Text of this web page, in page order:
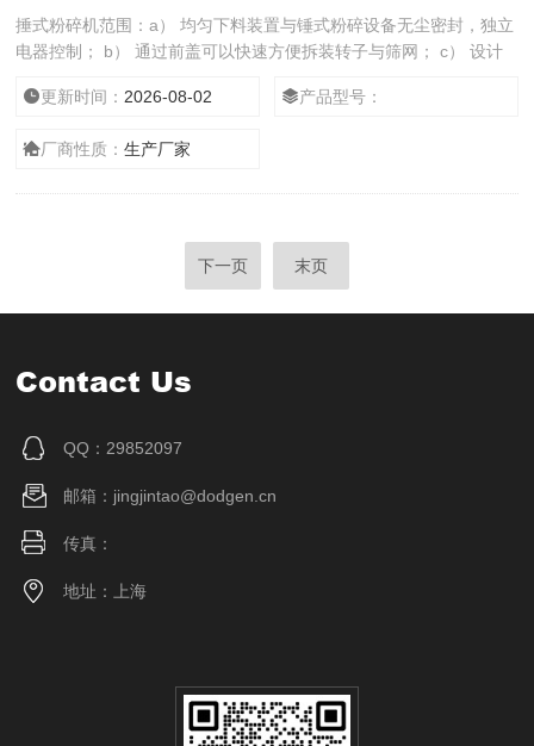
捶式粉碎机范围：a） 均匀下料装置与锤式粉碎设备无尘密封，独立
电器控制； b） 通过前盖可以快速方便拆装转子与筛网； c） 设计
易于操作的控制台，用于控制
更新时间： 2026-08-02 产品型号：
厂商性质：生产厂家
下一页 末页
Contact Us
QQ：29852097
邮箱：jingjintao@dodgen.cn
传真：
地址：上海